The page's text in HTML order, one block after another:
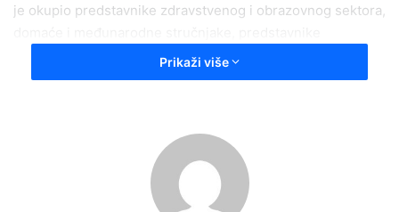
je okupio predstavnike zdravstvenog i obrazovnog sektora,
institucija, akademske zajednice i organizacija koje se bave
zdravljem, razvojem i zaštitom djece i mladih.
Prikaži više